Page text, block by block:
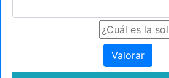
Valorar